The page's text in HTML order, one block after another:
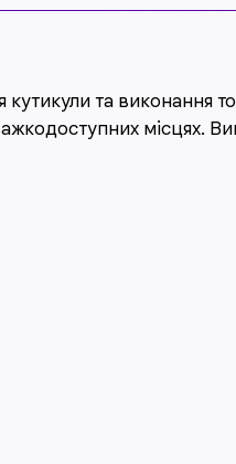
та виконання
місцях.